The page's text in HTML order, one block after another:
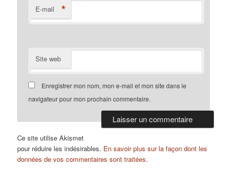
E-mail *
Site web
Enregistrer mon nom, mon e-mail et mon site dans le
navigateur pour mon prochain commentaire.
Ce site utilise Akismet
pour réduire les indésirables. En savoir plus sur la façon dont les
données de vos commentaires sont traitées.